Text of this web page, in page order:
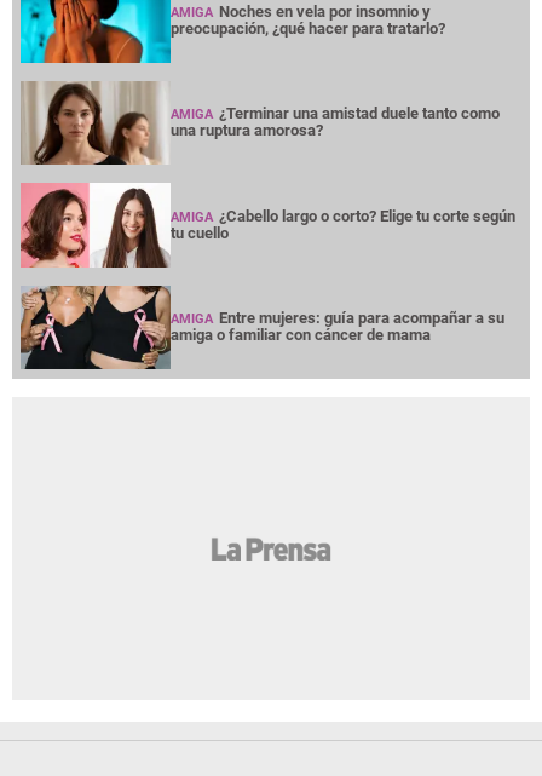
AMIGA Noches en vela por insomnio y
preocupación, ¿qué hacer para tratarlo?
AMIGA ¿Terminar una amistad duele tanto como
una ruptura amorosa?
AMIGA ¿Cabello largo o corto? Elige tu corte según
tu cuello
AMIGA Entre mujeres: guía para acompañar a su
amiga o familiar con cáncer de mama